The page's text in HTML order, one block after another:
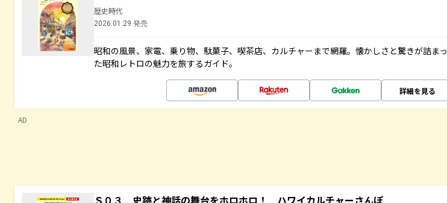
歴史時代
2026.01.29 発売
昭和の風景、家電、乗り物、駄菓子、喫茶店、カルチャーまで網羅。懐かしさと驚きが詰まっ
た昭和レトロの魅力を旅するガイド。
詳細を見る
AD
Ｓ０３ 史跡と神話の舞台をホロホロ！ ハワイカルチャーさんぽ